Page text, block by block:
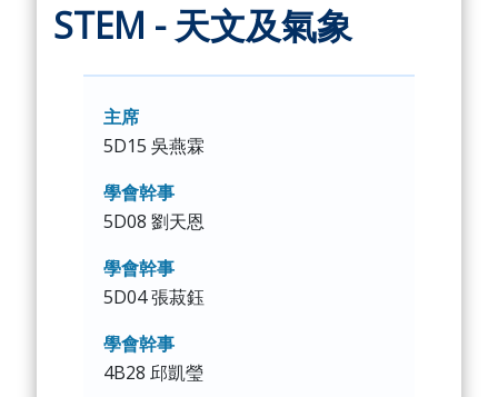
STEM - 天文及氣象
主席
5D15 吳燕霖
學會幹事
5D08 劉天恩
學會幹事
5D04 張菽鈺
學會幹事
4B28 邱凱瑩